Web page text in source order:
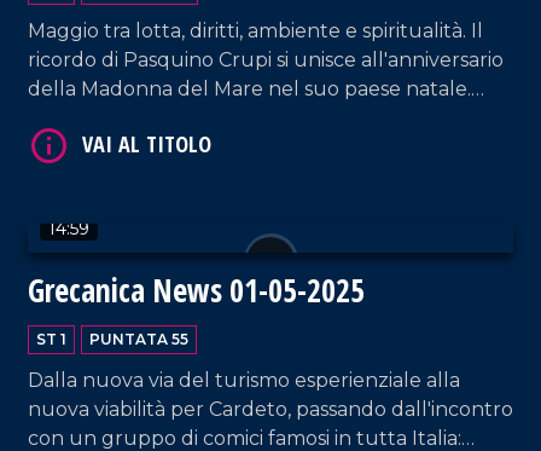
Maggio tra lotta, diritti, ambiente e spiritualità. Il
ricordo di Pasquino Crupi si unisce all'anniversario
della Madonna del Mare nel suo paese natale.
legge paesaggistica e le associazioni grecaniche si
14:59
Grecanica News 01-05-2025
ST 1 PUNTATA 55
Dalla nuova via del turismo esperienziale alla
nuova viabilità per Cardeto, passando dall'incontro
con un gruppo di comici famosi in tutta Italia:
VAI AL TITOLO
VAI AL TITOLO